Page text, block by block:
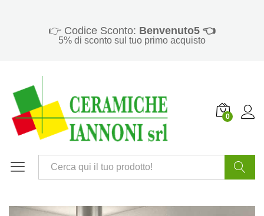
👉 Codice Sconto: Benvenuto5 👈
5% di sconto sul tuo primo acquisto
0